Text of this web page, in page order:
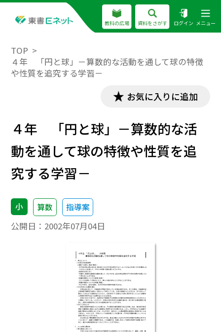
教科の広場 資料をさがす ログイン メニュー
TOP
４年 「円と球」－算数的な活動を通して球の特徴
や性質を追究する学習－
お気に入りに追加
４年 「円と球」－算数的な活
動を通して球の特徴や性質を追
究する学習－
小 算数 指導案
公開日： 2002年07月04日